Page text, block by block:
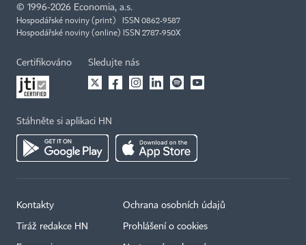
© 1996-2026 Economia, a.s.
Hospodářské noviny (print) ISSN 0862-9587
Hospodářské noviny (online) ISSN 2787-950X
Certifikováno Sledujte nás
Stáhněte si aplikaci HN
Kontakty
Tiráž redakce HN
Ochrana osobních údajů
Prohlášení o cookies